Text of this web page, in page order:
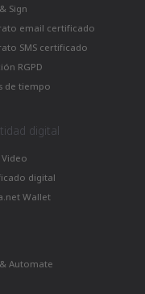
Sign
email certificado
SMS certificado
RGPD
de tiempo
digital
Video
digital
Wallet
Automate